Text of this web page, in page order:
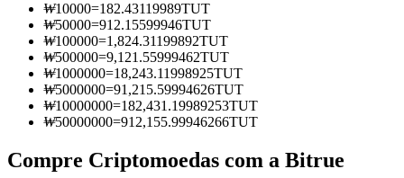
Informação
₩10000=182.43119989TUT
₩50000=912.15599946TUT
₩100000=1,824.31199892TUT
₩500000=9,121.55999462TUT
₩1000000=18,243.11998925TUT
₩5000000=91,215.59994626TUT
₩10000000=182,431.19989253TUT
₩50000000=912,155.99946266TUT
Compre Criptomoedas com a Bitrue